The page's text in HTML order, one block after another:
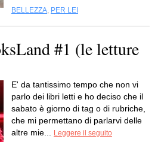
BELLEZZA, PER LEI
#1 (le letture
E' da tantissimo tempo che non vi
parlo dei libri letti e ho deciso che il
sabato è giorno di tag o di rubriche,
che mi permettano di parlarvi delle
altre mie...
Leggere il seguito